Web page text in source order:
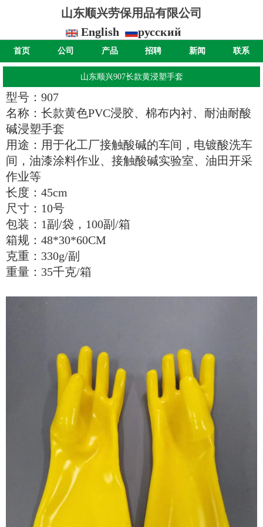
山东顺兴劳保用品有限公司
English
русский
首页 公司 产品 招聘 新闻 联系
山东顺兴907长款黄浸塑手套
型号：907
名称：长款黄色PVC浸胶、棉布内衬、耐油耐酸
碱浸塑手套
用途：用于化工厂接触酸碱的车间，电镀酸洗车
间，油漆涂料作业、接触酸碱实验室、油田开采
作业等
长度：45cm
尺寸：10号
包装：1副/袋，100副/箱
箱规：48*30*60CM
克重：330g/副
重量：35千克/箱